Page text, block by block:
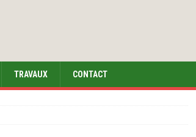
TRAVAUX CONTACT